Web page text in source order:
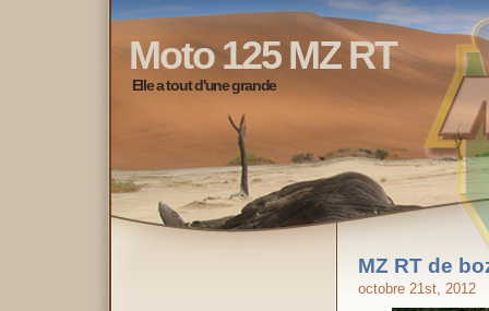
Moto 125 MZ RT
Elle a tout d'une grande
MZ RT de
octobre 21st, 2012